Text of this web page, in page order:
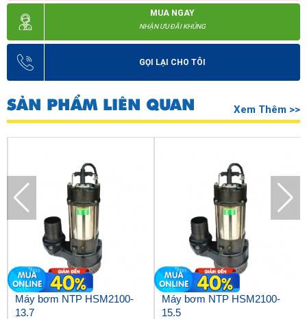
MUA NGAY
NHẬN ƯU ĐÃI KHỦNG
GỌI LẠI CHO TÔI
SẢN PHẨM LIÊN QUAN Xem Thêm >>
Máy bơm NTP HSM2100-
13.7
Máy bơm NTP HSM2100-
15.5